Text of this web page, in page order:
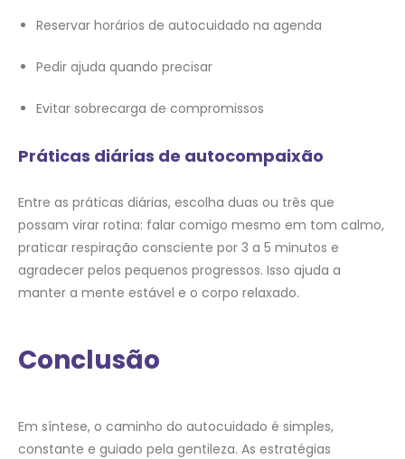
Reservar horários de autocuidado na agenda
Pedir ajuda quando precisar
Evitar sobrecarga de compromissos
Práticas diárias de autocompaixão
Entre as práticas diárias, escolha duas ou três que
possam virar rotina: falar comigo mesmo em tom calmo,
praticar respiração consciente por 3 a 5 minutos e
agradecer pelos pequenos progressos. Isso ajuda a
manter a mente estável e o corpo relaxado.
Conclusão
Em síntese, o caminho do autocuidado é simples,
constante e guiado pela gentileza. As estratégias